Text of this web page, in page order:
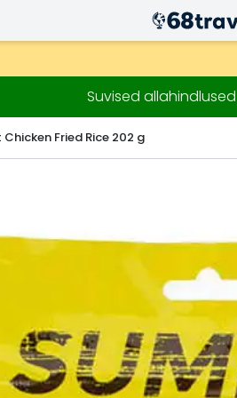
jaoks.
Suvised allahindlused
Fried Rice 202 g